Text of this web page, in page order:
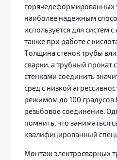
горячедеформированных
наиболее надежным
используется для систем
также при работе с
Толщина стенок трубы
сварки, а трубный прокат
стенками соединить
сред с низкой
режимом до 100 градусов
резьбовое соединение.
помнить, что заниматься
квалифицированный
Монтаж электросварных